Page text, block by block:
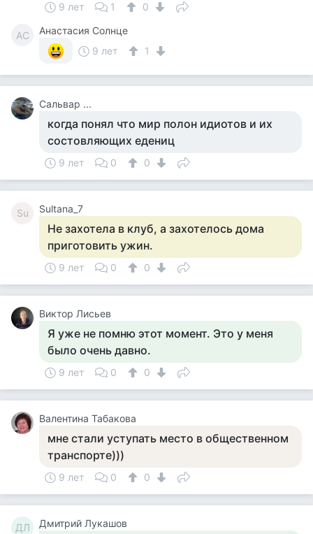
9 лет 1 0
АС
Анастасия Солнце
9 лет
1
Сальвар ...
когда понял что мир полон идиотов и их
состовляющих едениц
9 лет 0 0
Su Sultana_7
Не захотела в клуб, а захотелось дома
приготовить ужин.
9 лет 0 0
Виктор Лисьев
Я уже не помню этот момент. Это у меня
было очень давно.
9 лет 0 0
Валентина Табакова
мне стали уступать место в общественном
транспорте)))
9 лет 0 0
ДЛ Дмитрий Лукашов